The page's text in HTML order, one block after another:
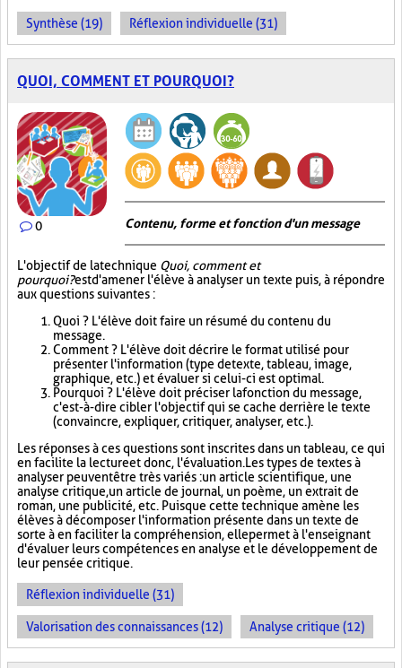
Synthèse (19) Réflexion individuelle (31)
QUOI, COMMENT ET POURQUOI?
0 Contenu, forme et fonction d'un message
L'objectif de la technique Quoi, comment et
pourquoi?est d'amener l'élève à analyser un texte puis, à répondre
aux questions suivantes :
Quoi ? L'élève doit faire un résumé du contenu du
message.
Comment ? L'élève doit décrire le format utilisé pour
présenter l'information (type de texte, tableau, image,
graphique, etc.) et évaluer si celui-ci est optimal.
Pourquoi ? L'élève doit préciser la fonction du message,
c'est-à-dire cibler l'objectif qui se cache derrière le texte
(convaincre, expliquer, critiquer, analyser, etc.).
Les réponses à ces questions sont inscrites dans un tableau, ce qui
en facilite la lecture et donc, l'évaluation. Les types de textes à
analyser peuvent être très variés : un article scientifique, une
analyse critique, un article de journal, un poème, un extrait de
roman, une publicité, etc. Puisque cette technique amène les
élèves à décomposer l'information présente dans un texte de
sorte à en faciliter la compréhension, elle permet à l'enseignant
d'évaluer leurs compétences en analyse et le développement de
leur pensée critique.
Réflexion individuelle (31)
Valorisation des connaissances (12) Analyse critique (12)